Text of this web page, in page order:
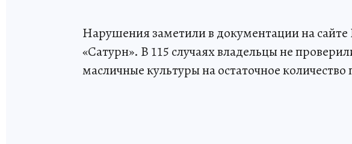
Нарушения заметили в документации на сайте
«Сатурн». В 115 случаях владельцы не
масличные культуры на остаточное количество